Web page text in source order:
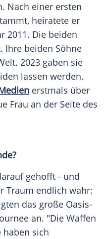
Nach einer ersten
heiratete er
2011. Die beiden
Ihre beiden Söhne
. 2023 gaben sie
lassen werden.
erstmals über
Frau an der Seite des
gehofft - und
Traum endlich wahr:
das große Oasis-
an. "Die Waffen
haben sich